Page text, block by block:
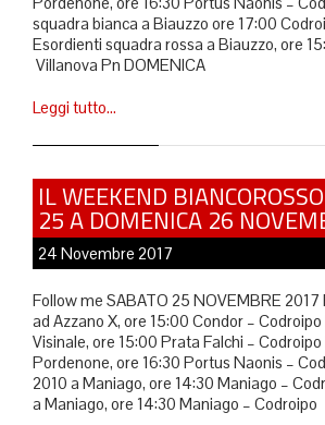
squadra bianca a Biauzzo ore 17:00
Esordienti squadra rossa a Biauzzo, ore
Villanova Pn DOMENICA
Leggi tutto…
IL WEEKEND
25 A DOMENICA 26
24 Novembre 2017
Follow me SABATO 25 NOVEMBRE
ad Azzano X, ore 15:00 Condor –
Visinale, ore 15:00 Prata Falchi –
Pordenone, ore 16:30 Portus Naonis –
2010 a Maniago, ore 14:30 Maniago –
a Maniago, ore 14:30 Maniago – Codroipo